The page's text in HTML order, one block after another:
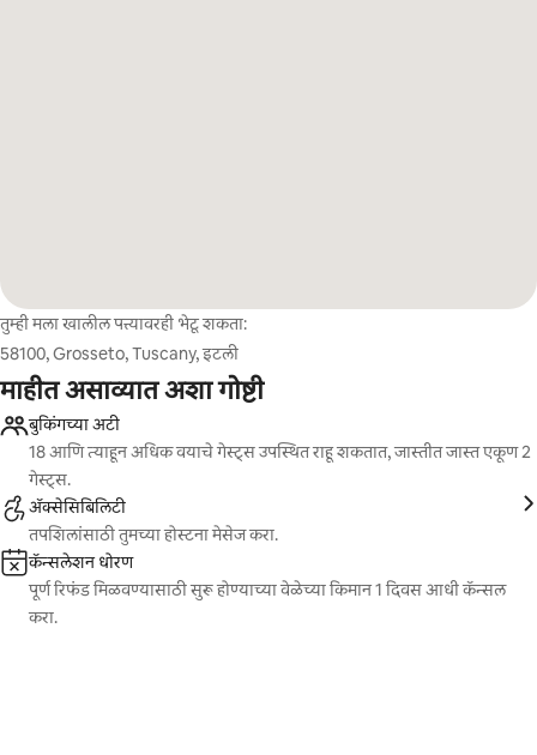
तुम्ही मला खालील पत्त्यावरही भेटू शकता:
58100, Grosseto, Tuscany, इटली
माहीत असाव्यात अशा गोष्टी
बुकिंगच्या अटी
18 आणि त्याहून अधिक वयाचे गेस्ट्स उपस्थित राहू शकतात, जास्तीत जास्त एकूण 2
गेस्ट्स.
ॲक्सेसिबिलिटी
तपशिलांसाठी तुमच्या होस्टना मेसेज करा.
कॅन्सलेशन धोरण
पूर्ण रिफंड मिळवण्यासाठी सुरू होण्याच्या वेळेच्या किमान 1 दिवस आधी कॅन्सल
करा.